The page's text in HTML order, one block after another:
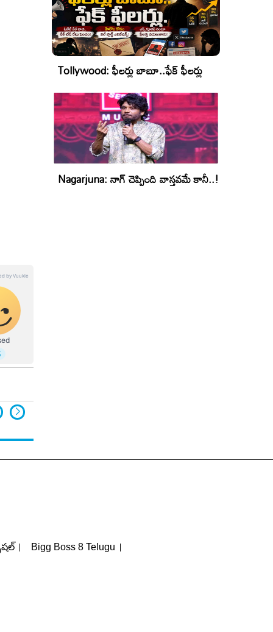
Tollywood: ఫీలర్లు బాబూ..ఫేక్ ఫీలర్లు
Nagarjuna: నాగ్ చెప్పింది వాస్తవమే కానీ..!
Bigg Boss 8 Telugu